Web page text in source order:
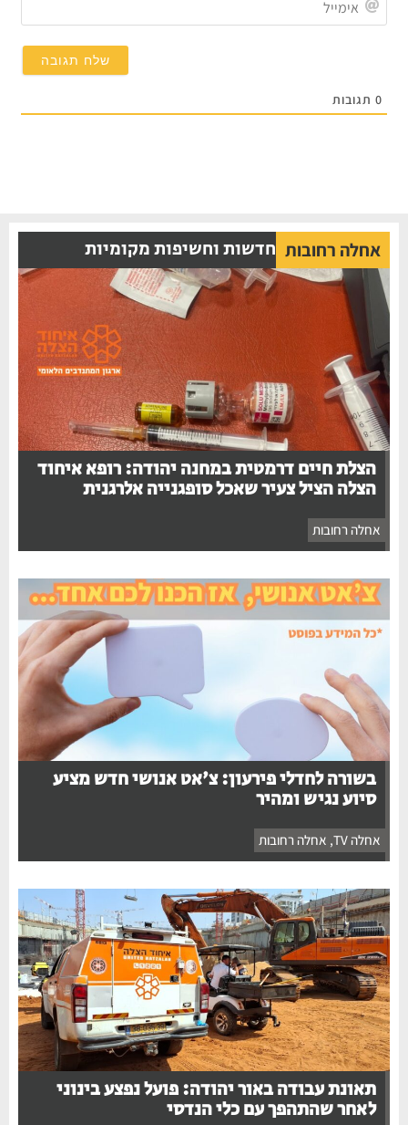
תגובות
אחלה רחובות חדשות וחשיפות מקומיות
הצלת חיים דרמטית במחנה יהודה: רופא איחוד
הצלה הציל צעיר שאכל סופגנייה אלרגנית
אחלה רחובות
בשורה לחדלי פירעון: צ'אט אנושי חדש מציע
סיוע נגיש ומהיר
אחלה TV ,אחלה רחובות
תאונת עבודה באור יהודה: פועל נפצע בינוני
לאחר שהתהפך עם כלי הנדסי